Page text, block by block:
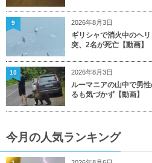
2026年8月3日
ギリシャで消火中のヘ
突、2名が死亡【動画】
9
2026年8月3日
ルーマニアの山中で男
るも気づかず【動画】
10
今月の人気ランキング